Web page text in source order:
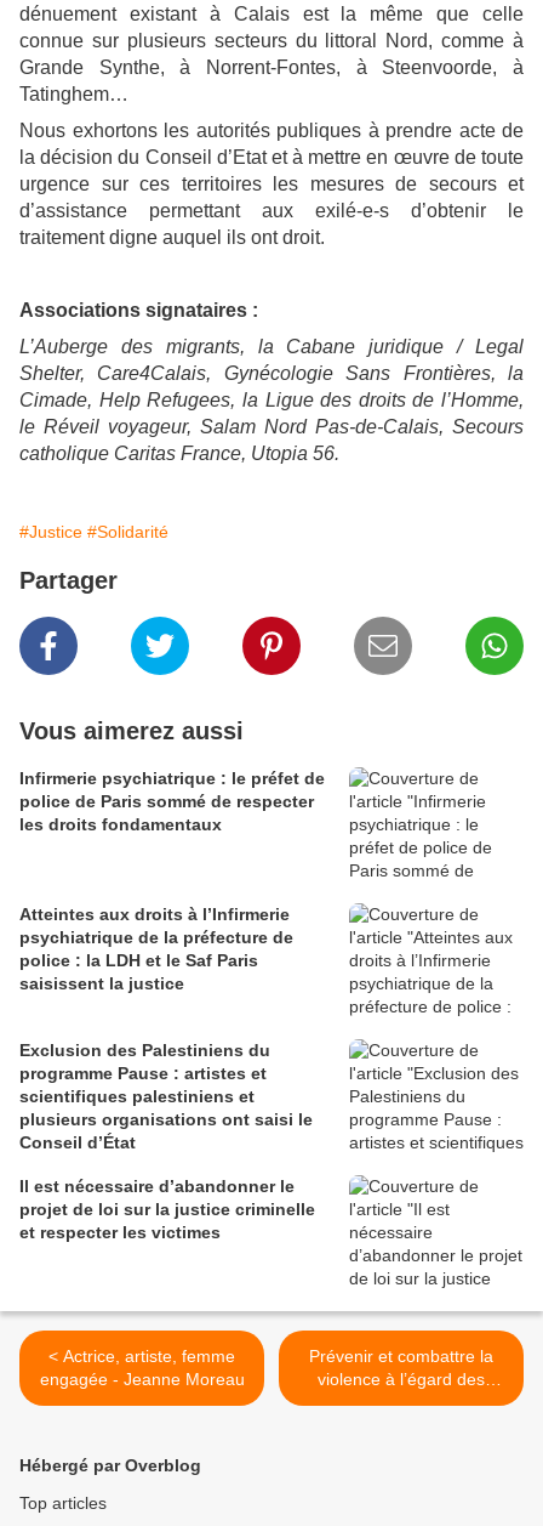
dénuement existant à Calais est la même que celle
connue sur plusieurs secteurs du littoral Nord, comme à
Grande Synthe, à Norrent-Fontes, à Steenvoorde, à
Tatinghem…
Nous exhortons les autorités publiques à prendre acte de
la décision du Conseil d’Etat et à mettre en œuvre de toute
urgence sur ces territoires les mesures de secours et
d’assistance permettant aux exilé-e-s d’obtenir le
traitement digne auquel ils ont droit.
Associations signataires :
L’Auberge des migrants, la Cabane juridique / Legal
Shelter, Care4Calais, Gynécologie Sans Frontières, la
Cimade, Help Refugees, la Ligue des droits de l’Homme,
le Réveil voyageur, Salam Nord Pas-de-Calais, Secours
catholique Caritas France, Utopia 56.
#Justice #Solidarité
Partager
Vous aimerez aussi
Infirmerie psychiatrique : le préfet de
police de Paris sommé de respecter
les droits fondamentaux
Atteintes aux droits à l’Infirmerie
psychiatrique de la préfecture de
police : la LDH et le Saf Paris
saisissent la justice
Exclusion des Palestiniens du
programme Pause : artistes et
scientifiques palestiniens et
plusieurs organisations ont saisi le
Conseil d’État
Il est nécessaire d’abandonner le
projet de loi sur la justice criminelle
et respecter les victimes
< Actrice, artiste, femme
engagée - Jeanne Moreau
Prévenir et combattre la
violence à l’égard des
femmes : la convention
Hébergé par Overblog
Top articles